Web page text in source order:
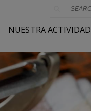
NUESTRA ACTIVIDAD